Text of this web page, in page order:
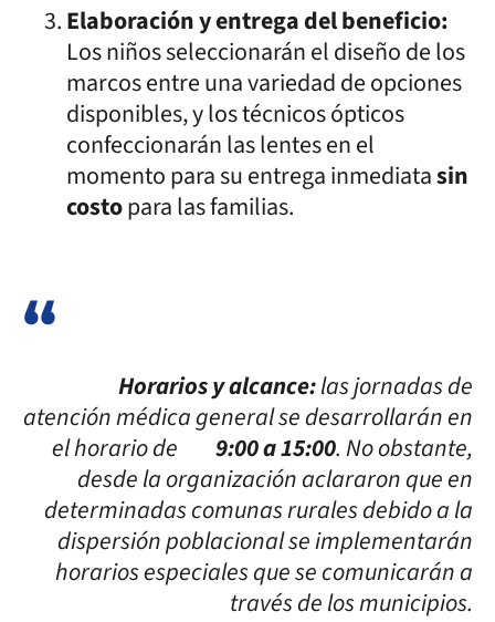
Elaboración y entrega del beneficio:
Los niños seleccionarán el diseño de los
marcos entre una variedad de opciones
disponibles, y los técnicos ópticos
confeccionarán las lentes en el
momento para su entrega inmediatasin
costopara las familias.
Horarios y alcance:las jornadas de
atención médica general se desarrollarán en
el horario de
9:00 a 15:00. No obstante,
desde la organización aclararon que en
determinadas comunas rurales debido a la
dispersión poblacional se implementarán
horarios especiales que se comunicarán a
través de los municipios.